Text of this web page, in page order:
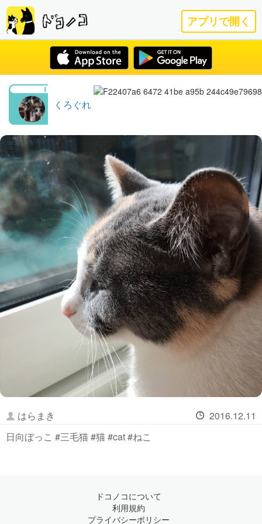
アプリで開く
くろぐれ
はらまき
2016.12.11
日向ぼっこ #三毛猫 #猫 #cat #ねこ
ドコノコについて
利用規約
プライバシーポリシー